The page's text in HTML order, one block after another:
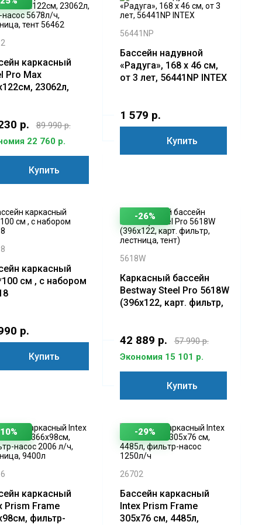
каркасный
Pro Max
23062л,
р.
89 990 р.
22 760 р.
Купить
56441NP
Бассейн надувной
«Радуга», 168 х 46 см,
от 3 лет, 56441NP INTEX
1 579 р.
Купить
каркасный
см , с набором
р.
Купить
-26%
5618W
Каркасный бассейн
Bestway Steel Pro 5618W
(396х122, карт. фильтр,
42 889 р.
57 990 р.
Экономия 15 101 р.
Купить
каркасный
Prism Frame
фильтр-
-29%
26702
Бассейн каркасный
Intex Prism Frame
305x76 см, 4485л,